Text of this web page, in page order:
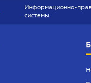
Информационно-
системы